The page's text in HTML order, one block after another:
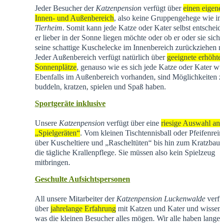
Jeder Besucher der Katzenpensionverfügt übereinen
Innen- und Außenbereich, also keine Gruppengehege wie
Tierheim. Somit kann jede Katze oder Kater selbst
er lieber in der Sonne liegen möchte oder ob er oder sie
seine schattige Kuschelecke im Innenbereich zurückziehen
Jeder Außenbereich verfügt natürlich über geeignete
Sonnenplätze, genauso wie es sich jede Katze oder Kater
Ebenfalls im Außenbereich vorhanden, sind Möglichkeiten
buddeln, kratzen, spielen und Spaß haben.
Sportgeräte inklusive
Unsere Katzenpensionverfügt über eine riesige Auswahl an
„Spielgeräten“. Vom kleinen Tischtennisball oder
über Kuscheltiere und „Rascheltüten“ bis hin zum
die tägliche Krallenpflege. Sie müssen also kein Spielzeug
mitbringen.
Geschulte Aufsichtspersonen
All unsere Mitarbeiter der Katzenpension Luckenwalde
überjahrelange Erfahrungmit Katzen und Kater und
was die kleinen Besucher alles mögen. Wir alle haben